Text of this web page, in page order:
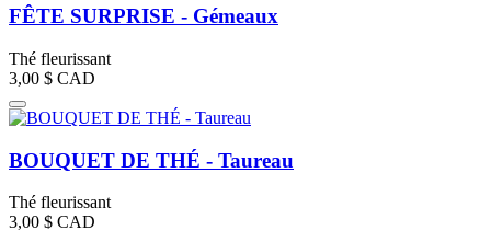
FÊTE SURPRISE - Gémeaux
Thé fleurissant
3,00 $ CAD
BOUQUET DE THÉ - Taureau
Thé fleurissant
3,00 $ CAD